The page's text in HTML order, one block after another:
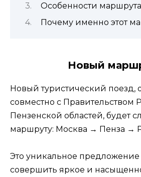
Особенности маршрута
Почему именно этот
Новый
Новый туристический поезд,
совместно с Правительством
Пензенской областей, будет
маршруту: Москва → Пенза →
Это уникальное предложение
совершить яркое и